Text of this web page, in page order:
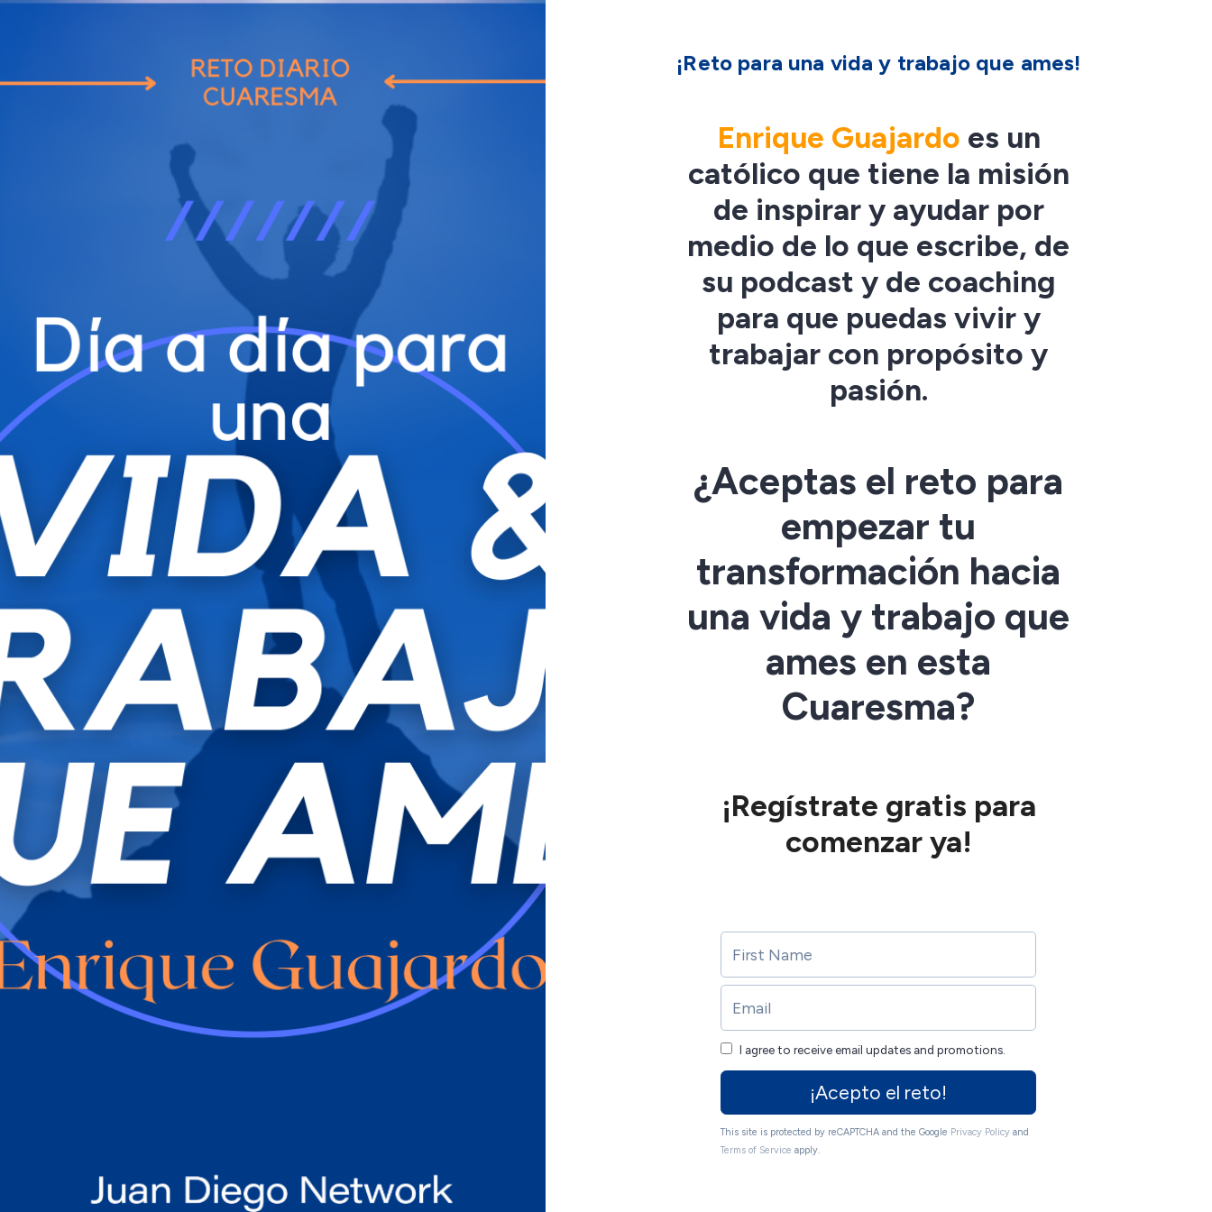
¡Reto para una vida y trabajo que ames!
Enrique Guajardo es un
católico que tiene la misión
de inspirar y ayudar por
medio de lo que escribe, de
su podcast y de coaching
para que puedas vivir y
trabajar con propósito y
pasión.
¿Aceptas el reto para
empezar tu
transformación hacia
una vida y trabajo que
ames en esta
Cuaresma?
¡Regístrate gratis para
comenzar ya!
I agree to receive email updates and promotions.
¡Acepto el reto!
This site is protected by reCAPTCHA and the Google Privacy Policy and
Terms of Service apply.